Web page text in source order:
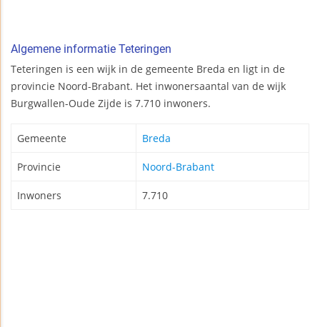
Algemene informatie Teteringen
Teteringen is een wijk in de gemeente Breda en ligt in de
provincie Noord-Brabant. Het inwonersaantal van de wijk
Burgwallen-Oude Zijde is 7.710 inwoners.
Gemeente Breda
Provincie Noord-Brabant
Inwoners 7.710